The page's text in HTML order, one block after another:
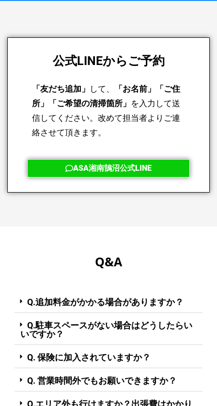
公式LINEからご予約
「友だち追加」 して、
「お名前」「ご住
所」「ご希望の清掃箇所」 を入力して送
信してください。改めて担当者よりご連
絡させて頂きます。
ASA湘南鵠沼公式LINE
Q&A
Q.追加料金がかかる場合がありますか？
Q.駐車スペースがない場合はどうしたらい
いですか？
Q. 保険に加入されていますか？
Q. 営業時間外でもお願いできますか？
Q.エリア外も行けますか？出張費はかかり